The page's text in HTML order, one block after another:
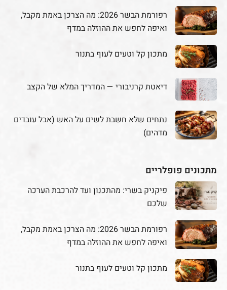
רפורמת הבשר 2026: מה הצרכן באמת מקבל,
ואיפה לחפש את ההוזלה במדף
מתכון קל וטעים לעוף בתנור
דיאטת קרניבורי — המדריך המלא של הקצב
נתחים שלא חשבת לשים על האש (אבל עובדים
מדהים)
מתכונים פופלריים
פיקניק בשרי: מהתכנון ועד להרכבת הערכה
שלכם
רפורמת הבשר 2026: מה הצרכן באמת מקבל,
ואיפה לחפש את ההוזלה במדף
מתכון קל וטעים לעוף בתנור